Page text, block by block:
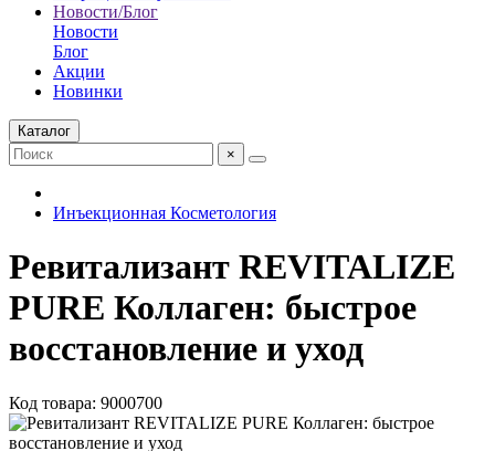
Новости/Блог
Новости
Блог
Акции
Новинки
Каталог
×
Инъекционная Косметология
Ревитализант REVITALIZE
PURE Коллаген: быстрое
восстановление и уход
Код товара: 9000700